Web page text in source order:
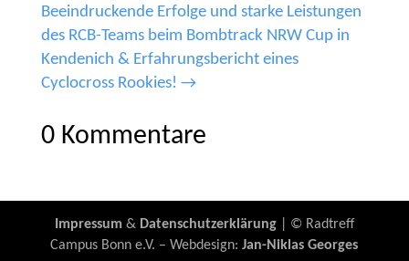
Beeindruckende Erfolge und starke Leistungen
des RCB-Teams beim Bombtrack NRW Cup in
Kendenich & Erfahrungsbericht eines
Cyclocross Rookies! →
0 Kommentare
Impressum& Datenschutzerklärung| © Radtreff
Campus Bonn e.V. – Webdesign:Jan-Niklas Georges